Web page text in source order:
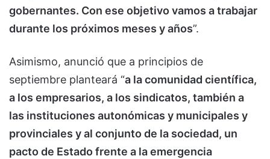
gobernantes. Con ese objetivo vamos a trabajar
durante los próximos meses y años”.
Asimismo, anunció que a principios de
septiembre planteará “a la comunidad científica,
a los empresarios, a los sindicatos, también a
las instituciones autonómicas y municipales y
provinciales y al conjunto de la sociedad, un
pacto de Estado frente a la emergencia